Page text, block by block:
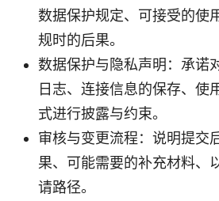
数据保护规定、可接受的使
规时的后果。
数据保护与隐私声明：承诺
日志、连接信息的保存、使
式进行披露与约束。
审核与变更流程：说明提交
果、可能需要的补充材料、
请路径。